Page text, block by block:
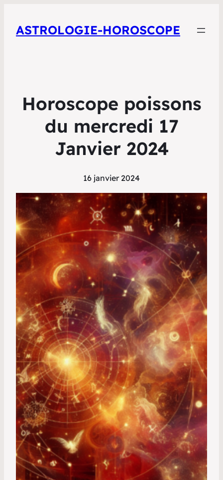
ASTROLOGIE-HOROSCOPE
Horoscope poissons
du mercredi 17
Janvier 2024
16 janvier 2024